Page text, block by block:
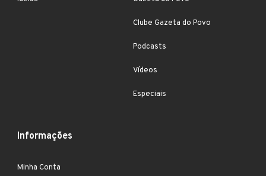
Clube Gazeta do Povo
Podcasts
Vídeos
Especiais
Informações
Minha Conta